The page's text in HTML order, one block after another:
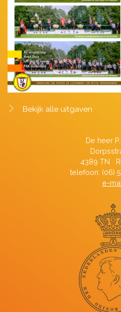
Bekijk alle uitgaven
De heer
4389 TN
telefoon: (06)
e-